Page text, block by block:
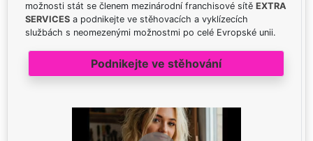
možnosti stát se členem mezinárodní franchisové sítě EXTRA
SERVICES a podnikejte ve stěhovacích a vyklízecích
službách s neomezenými možnostmi po celé Evropské unii.
Podnikejte ve stěhování